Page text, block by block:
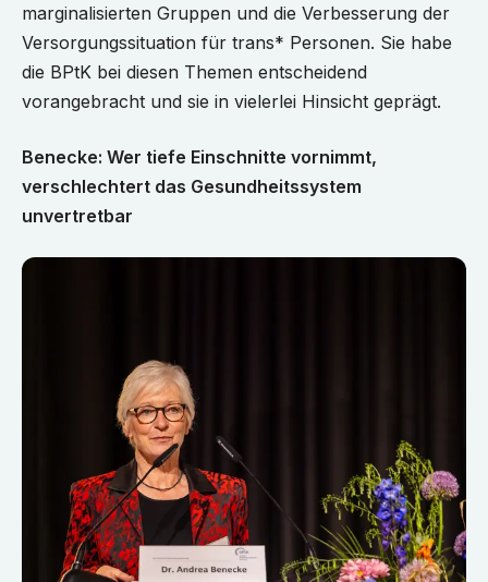
marginalisierten Gruppen und die Verbesserung der
Versorgungssituation für trans* Personen. Sie habe
die BPtK bei diesen Themen entscheidend
vorangebracht und sie in vielerlei Hinsicht geprägt.
Benecke: Wer tiefe Einschnitte vornimmt,
verschlechtert das Gesundheitssystem
unvertretbar